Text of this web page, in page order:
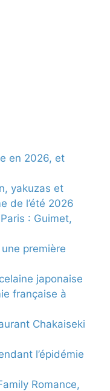
en 2026, et
yakuzas et
de l’été 2026
: Guimet,
première
japonaise
française à
Chakaiseki
l’épidémie
Romance,